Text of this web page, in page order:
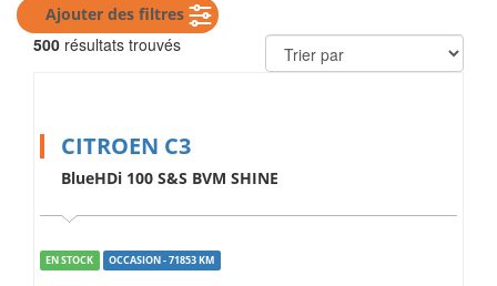
Ajouter des filtres
500 résultats trouvés
CITROEN C3
BlueHDi 100 S&S BVM SHINE
EN STOCK OCCASION - 71853 KM